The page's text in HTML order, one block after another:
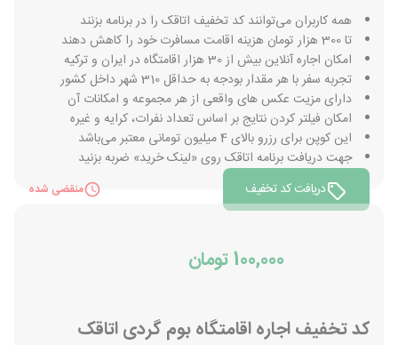
همه کاربران می‌توانند کد تخفیف اتاقک را در برنامه بزنند
تا 300 هزار تومان هزینه اقامت مسافرت خود را کاهش دهند
امکان اجاره آنلاین بیش از 30 هزار اقامتگاه در ایران و ترکیه
تجربه سفر با هر مقدار بودجه به حداقل 310 شهر داخل کشور
دارای مزیت عکس های واقعی از هر مجموعه و امکانات آن
امکان فیلتر کردن نتایج بر اساس تعداد نفرات، کرایه و غیره
این کوپن برای رزرو بالای 4 میلیون تومانی معتبر می‌باشد
جهت دریافت برنامه اتاقک روی «لینک خرید» ضربه بزنید
دریافت کد تخفیف
منقضی شده
100,000 تومان
کد تخفیف اجاره اقامتگاه بوم گردی اتاقک